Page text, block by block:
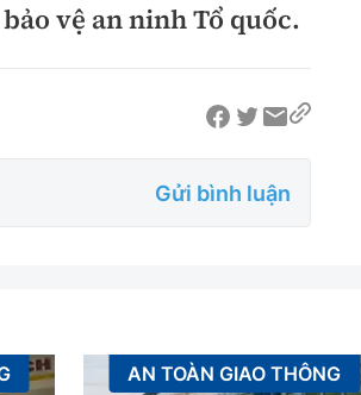
vệ an ninh Tổ quốc.
Gửi bình luận
AN TOÀN GIAO THÔNG